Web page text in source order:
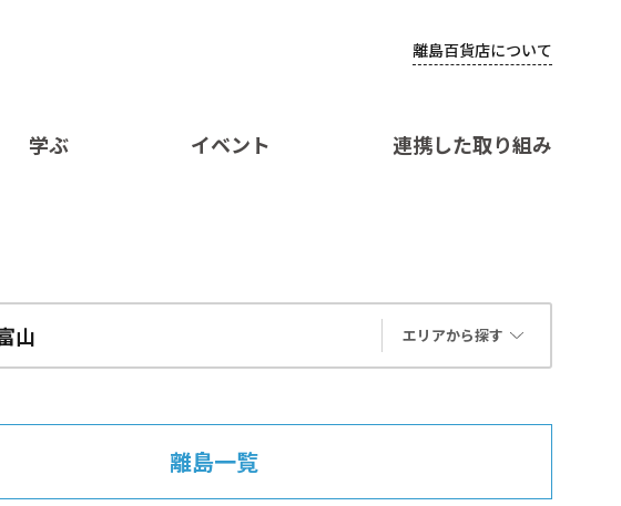
離島百貨店について
学ぶ イベント 連携した取り組み
エリアから探す
離島一覧